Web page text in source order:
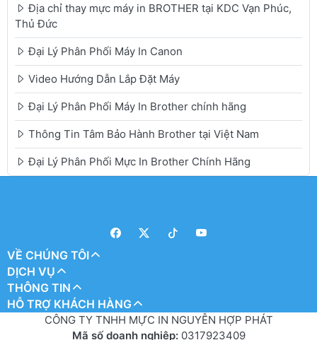
Địa chỉ thay mực máy in BROTHER tại KDC Vạn Phúc,
Thủ Đức
Đại Lý Phân Phối Máy In Canon
Video Hướng Dẫn Lắp Đặt Máy
Đại Lý Phân Phối Máy In Brother chính hãng
Thông Tin Tâm Bảo Hành Brother tại Việt Nam
Đại Lý Phân Phối Mực In Brother Chính Hãng
VỀ CHÚNG TÔI
DỊCH VỤ
THÔNG TIN
HỖ TRỢ KHÁCH HÀNG
CÔNG TY TNHH MỰC IN NGUYỄN HỢP PHÁT
Mã số doanh nghiệp: 0317923409